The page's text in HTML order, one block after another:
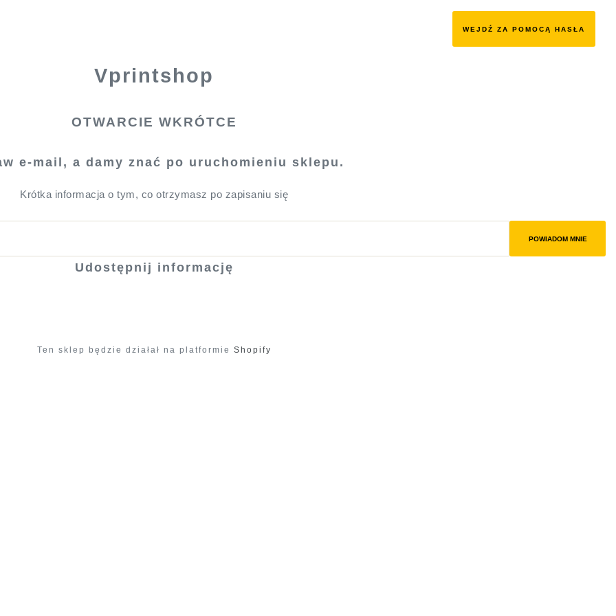
WEJDŹ ZA POMOCĄ HASŁA
Vprintshop
OTWARCIE WKRÓTCE
e-mail, a damy znać po uruchomieniu sklepu.
Krótka informacja o tym, co otrzymasz po zapisaniu się
POWIADOM MNIE
Udostępnij informację
Ten sklep będzie działał na platformie Shopify